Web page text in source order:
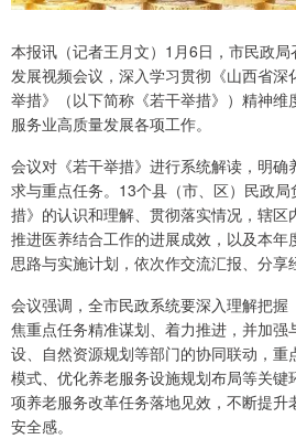
本报讯（记者王月文）1月6日，市民政
发展视频会议，深入学习贯彻《山西省
举措》（以下简称《若干举措》）精神
服务业高质量发展各项工作。
会议对《若干举措》进行系统解读，明
求与重点任务。13个县（市、区）民政
措》的认识和理解、贯彻落实情况，辖区
推进医养结合工作的进展成效，以及本年
思路与实施计划，依次作交流汇报、分享
会议强调，全市民政系统要深入理解把握
焦重点任务精准谋划、着力推进，并加强
设、自然资源规划等部门的协同联动，重
模式、优化养老服务设施规划布局等关键
项养老服务改革任务落地见效，不断提升
安全感。